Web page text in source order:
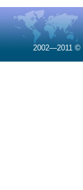
2002—2011 ©